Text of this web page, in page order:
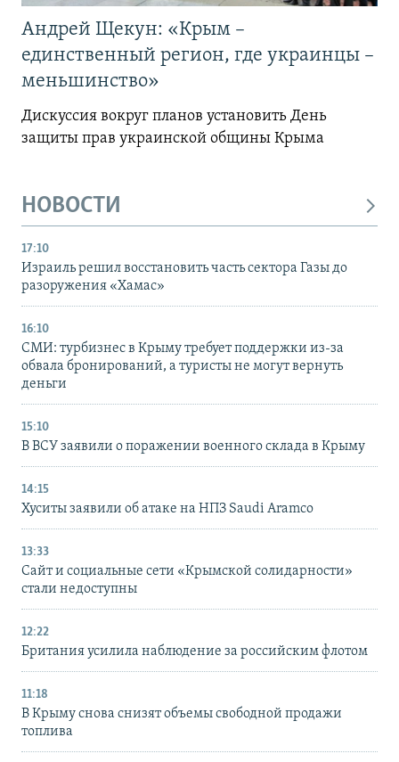
Андрей Щекун: «Крым –
единственный регион, где украинцы –
меньшинство»
Дискуссия вокруг планов установить День
защиты прав украинской общины Крыма
НОВОСТИ
17:10
Израиль решил восстановить часть сектора Газы до
разоружения «Хамас»
16:10
СМИ: турбизнес в Крыму требует поддержки из-за
обвала бронирований, а туристы не могут вернуть
деньги
15:10
В ВСУ заявили о поражении военного склада в Крыму
14:15
Хуситы заявили об атаке на НПЗ Saudi Aramco
13:33
Сайт и социальные сети «Крымской солидарности»
стали недоступны
12:22
Британия усилила наблюдение за российским флотом
11:18
В Крыму снова снизят объемы свободной продажи
топлива